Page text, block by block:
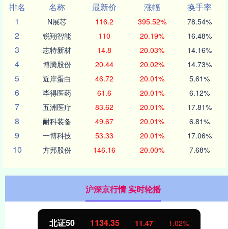
排名
名称 最新价 涨幅
换手率
1
N展芯 116.2 395.52% 78.54%
2 锐翔智能 110 20.19% 16.48%
3 志特新材 14.8 20.03% 14.16%
4 博腾股份 20.44 20.02% 14.73%
5 近岸蛋白 46.72 20.01% 5.61%
6 毕得医药 61.6 20.01% 6.12%
7 五洲医疗 83.62 20.01% 17.81%
8 耐科装备 49.67 20.01% 6.81%
9 一博科技 53.33 20.01% 17.06%
10 方邦股份 146.16 20.00% 7.68%
沪深京行情 实时轮播
北证50 1134.07 11.20 1.00%